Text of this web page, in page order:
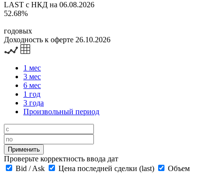
LAST с НКД на 06.08.2026
52.68%
годовых
Доходность к оферте 26.10.2026
1 мес
3 мес
6 мес
1 год
3 года
Произвольный период
Проверьте корректность ввода дат
Bid /Ask Цена последней сделки (last)
Объем